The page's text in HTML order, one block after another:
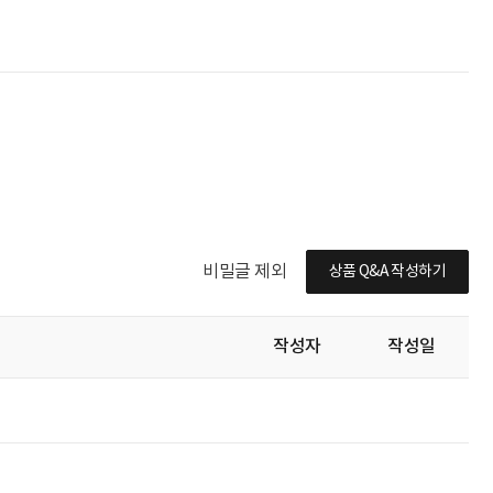
비밀글 제외 상품 Q&A 작성하기
작성자 작성일